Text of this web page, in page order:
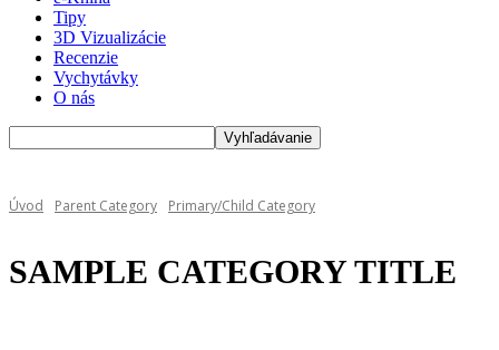
Tipy
3D Vizualizácie
Recenzie
Vychytávky
O nás
Úvod Parent Category Primary/Child Category
SAMPLE CATEGORY TITLE